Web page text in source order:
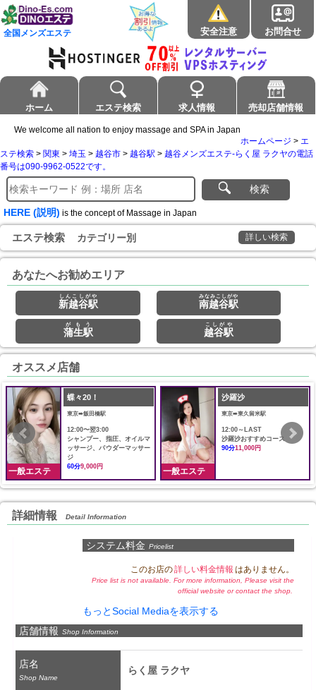
全国メンズエステ 安全注意 お問合せ
ホーム エステ検索 求人情報 売却店舗情報
We welcome all nation to enjoy massage and SPA in Japan
ホームページ > エ
ステ検索 > 関東 > 埼玉 > 越谷市 > 越谷駅 > 越谷メンズエステ-らく屋 ラクヤの電話
番号は090-9962-0522です。
検索
HERE (説明) is the concept of Massage in Japan
エステ検索 カテゴリー別 詳しい検索
あなたへお勧めエリア
新越谷駅
しんこしがや
南越谷駅
みなみこしがや
蒲生駅
がもう
越谷駅
こしがや
オススメ店舗
一般エステ
蝶々20！
東京➠飯田橋駅
12:00〜翌3:00
シャンプー、指圧、オイルマ
ッサージ、パウダーマッサー
ジ
60分9,000円 一般エステ
沙羅沙
東京➠東久留米駅
12:00～LAST
沙羅沙おすすめコース
90分11,000円
詳細情報 Detail Information
システム料金 Pricelist
このお店の詳しい料金情報 はありません。
Price list is not available. For more information, Please visit the
official website or contact the shop.
もっとSocial Mediaを表示する
店舗情報 Shop Information
店名
Shop Name
らく屋 ラクヤ